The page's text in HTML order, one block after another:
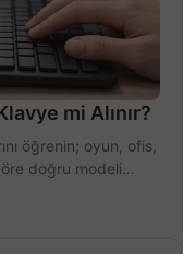
mi Alınır?
öğrenin; oyun, ofis,
doğru modeli